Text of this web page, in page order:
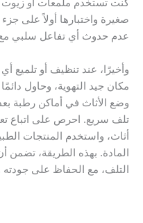
كنت تستخدم ملمعات أو زيوت
صغيرة واختبارها أولاً على
عدم حدوث أي تفاعل سلبي مع
وأخيرًا، عند تنظيف أو تلميع
مكان جيد التهوية، وحاول
وضع الأثاث في أماكن رطبة
تلف سريع. احرص على اتباع
أثاث، واستخدم المنتجات
المادة. بهذه الطريقة، تضمن
التلف، مع الحفاظ على